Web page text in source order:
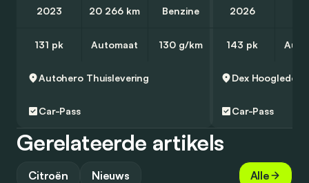
2023 20 266 km Benzine
131 pk Automaat 130 g/km
Autohero Thuislevering
Car-Pass
2026
143 pk
Dex Hooglede
Car-Pass
Gerelateerde artikels
Citroën Nieuws Alle